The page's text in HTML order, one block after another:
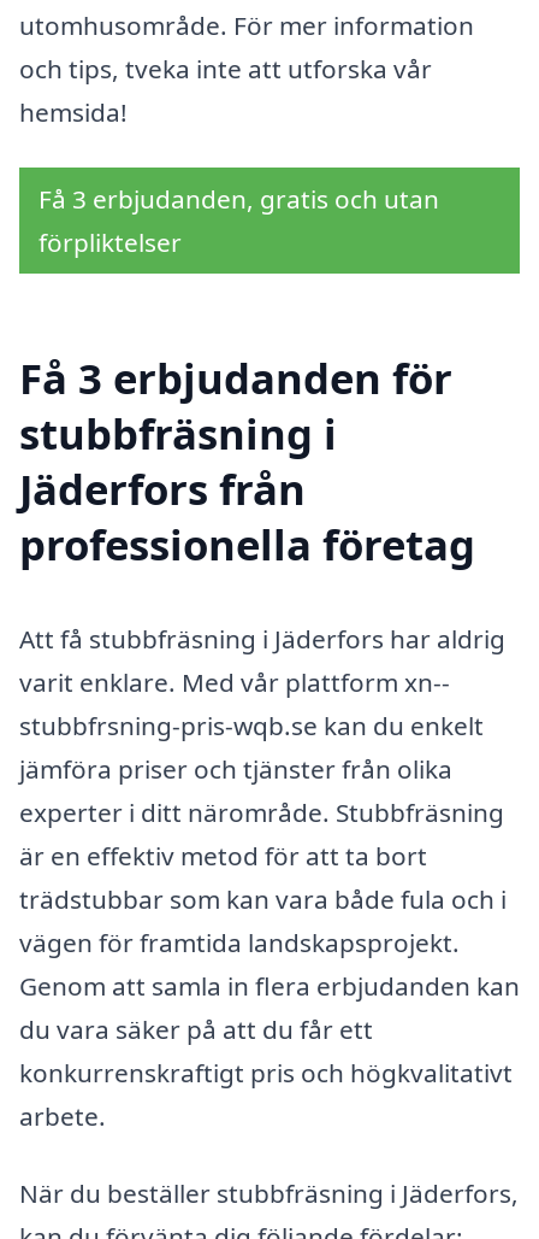
utomhusområde. För mer information
och tips, tveka inte att utforska vår
hemsida!
Få 3 erbjudanden, gratis och utan
förpliktelser
Få 3 erbjudanden för
stubbfräsning i
Jäderfors från
professionella företag
Att få stubbfräsning i Jäderfors har aldrig
varit enklare. Med vår plattform xn--
stubbfrsning-pris-wqb.se kan du enkelt
jämföra priser och tjänster från olika
experter i ditt närområde. Stubbfräsning
är en effektiv metod för att ta bort
trädstubbar som kan vara både fula och i
vägen för framtida landskapsprojekt.
Genom att samla in flera erbjudanden kan
du vara säker på att du får ett
konkurrenskraftigt pris och högkvalitativt
arbete.
När du beställer stubbfräsning i Jäderfors,